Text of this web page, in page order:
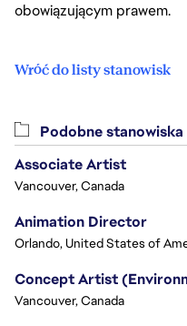
obowiązującym prawem.
Wróć do listy stanowisk
Podobne stanowiska
Associate Artist
Vancouver, Canada
Animation Director
Orlando, United States of
Concept Artist
Vancouver, Canada